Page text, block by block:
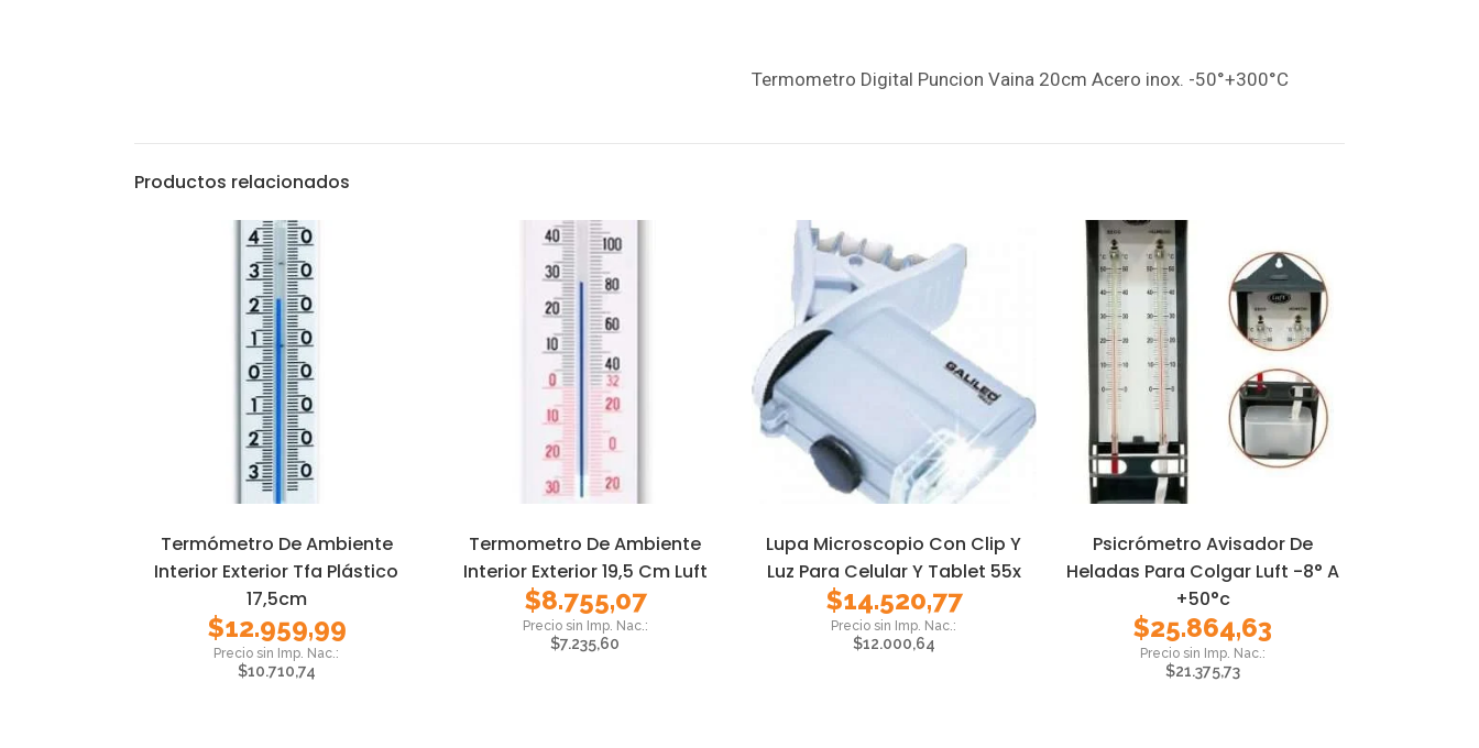
Termometro Digital Puncion Vaina 20cm Acero inox. -50°+300°C
Productos relacionados
Termómetro De Ambiente
Interior Exterior Tfa Plástico
17,5cm
$12.959,99
$10.710,74
Termometro De Ambiente
Interior Exterior 19,5 Cm Luft
$8.755,07
$7.235,60
Lupa Microscopio Con Clip Y
Luz Para Celular Y Tablet 55x
$14.520,77
$12.000,64
Psicrómetro Avisador De
Heladas Para Colgar Luft -8° A
+50°c
$25.864,63
$21.375,73